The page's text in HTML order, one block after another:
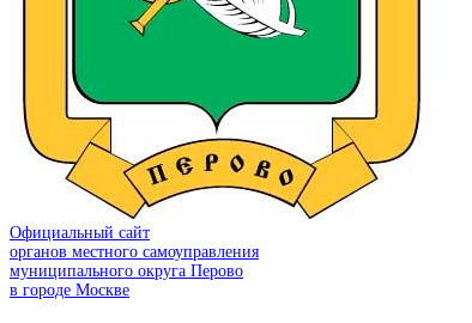
Официальный сайт
органов местного самоуправления
муниципального округа Перово
в городе Москве